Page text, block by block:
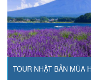
TOUR NHẬT BẢN MÙA